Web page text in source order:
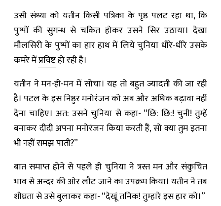
उसी संध्या को यतीन किसी पत्रिका के पृष्ठ पलट रहा था, कि
पुष्पों की सुगन्ध से चकित होकर उसने सिर उठाया। देखा
मौलसिरी के पुष्पों का हार हाथ में लिये चुनिया धीरे-धीरे उसके
कमरे मेंप्रविष्टहो रही है।
यतीन ने मन-ही-मन में सोचा। यह तो बहुत ज्यादती की जा रही
है। पटल के इस निष्ठुर मनोरंजन को अब और अधिक बढ़ावा नहीं
देना चाहिए। अत: उसने चुनिया से कहा- “छि: छि:! चुनी! तुम्हें
बनाकर दीदी अपना मनोरंजन किया करती हैं, सो क्या तुम इतना
भी नहीं समझ पाती?”
बात समाप्त होने से पहले ही चुनिया ने त्रस्त मन और संकुचित
भाव से अन्दर की ओर लौट जाने का उपक्रम किया। यतीन ने तब
शीघ्रता से उसे बुलाकर कहा- “देखूं तनिक! तुम्हारे इस हार को।”